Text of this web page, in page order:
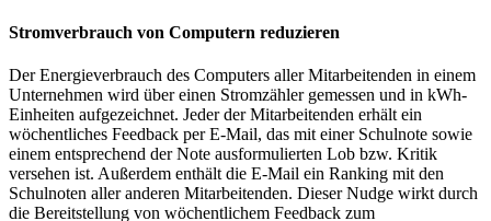
Stromverbrauch von Computern reduzieren
Der Energieverbrauch des Computers aller Mitarbeitenden in einem
Unternehmen wird über einen Stromzähler gemessen und in kWh-
Einheiten aufgezeichnet. Jeder der Mitarbeitenden erhält ein
wöchentliches Feedback per E-Mail, das mit einer Schulnote sowie
einem entsprechend der Note ausformulierten Lob bzw. Kritik
versehen ist. Außerdem enthält die E-Mail ein Ranking mit den
Schulnoten aller anderen Mitarbeitenden. Dieser Nudge wirkt durch
die Bereitstellung von wöchentlichem Feedback zum